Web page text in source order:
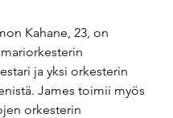
Kahane, 23, on
ja yksi orkesterin
James toimii myös
orkesterin